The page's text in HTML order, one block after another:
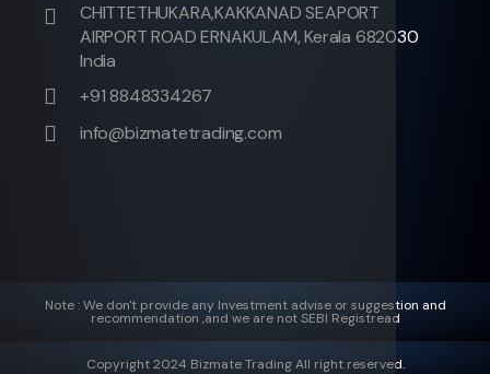
CHITTETHUKARA,KAKKANAD SEAPORT
AIRPORT ROAD ERNAKULAM, Kerala 682030
India
+91 8848334267
info@bizmatetrading.com
Note : We don't provide any Investment advise or suggestion and
recommendation ,and we are not SEBI Registread
Copyright 2024 Bizmate Trading All right reserved.